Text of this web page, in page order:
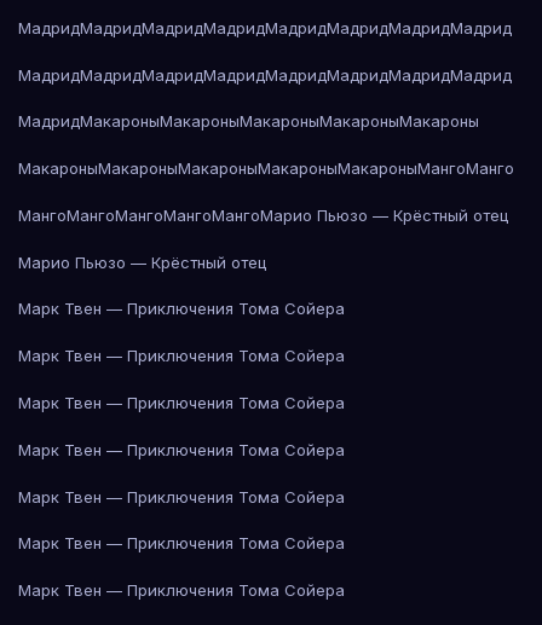
МадридМадридМадридМадридМадридМадридМадридМадрид
МадридМадридМадридМадридМадридМадридМадридМадрид
МадридМакароныМакароныМакароныМакароныМакароны
МакароныМакароныМакароныМакароныМакароныМангоМанго
МангоМангоМангоМангоМангоМарио Пьюзо — Крёстный отец
Марио Пьюзо — Крёстный отец
Марк Твен — Приключения Тома Сойера
Марк Твен — Приключения Тома Сойера
Марк Твен — Приключения Тома Сойера
Марк Твен — Приключения Тома Сойера
Марк Твен — Приключения Тома Сойера
Марк Твен — Приключения Тома Сойера
Марк Твен — Приключения Тома Сойера